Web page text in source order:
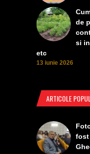
de
si
etc
13 iunie 2026
ARTICOLE
fost